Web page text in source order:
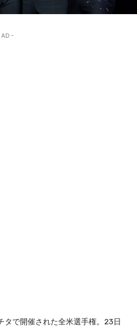
-
タで開催された全米選手権。23日